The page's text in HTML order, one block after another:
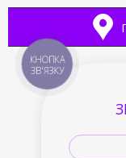
КНОПКА
ЗВ'ЯЗКУ